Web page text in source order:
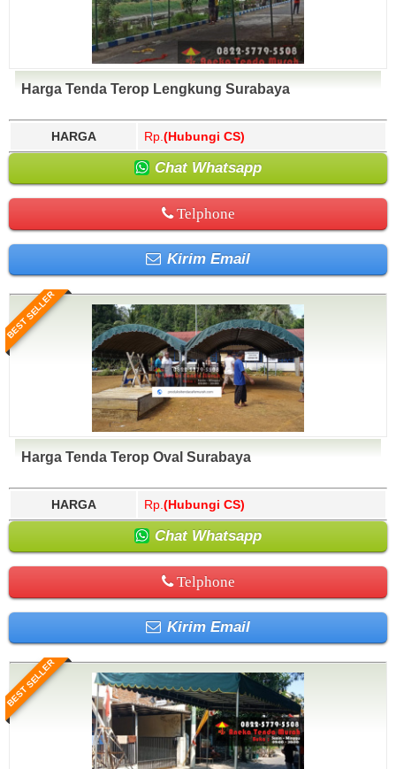
Harga Tenda Terop Lengkung Surabaya
HARGA Rp. (Hubungi CS)
Chat Whatsapp
Telphone
Kirim Email
BEST SELLER
Harga Tenda Terop Oval Surabaya
HARGA Rp. (Hubungi CS)
Chat Whatsapp
Telphone
Kirim Email
BEST SELLER